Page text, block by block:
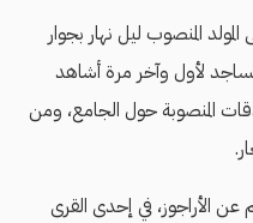
المنصوب ليل نهار بجوار
لأول وآخر مرة أشاهد
المنصوبة حول الجامع، ومن
عن الأراجوز، في إحدى القرى